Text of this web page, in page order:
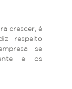
crescer, é
respeito
se
e os